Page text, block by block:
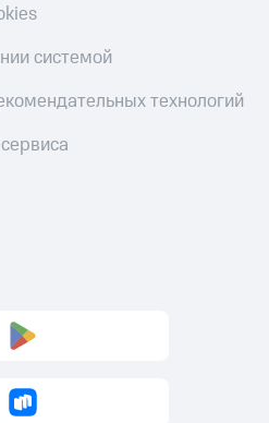
системой
технологий